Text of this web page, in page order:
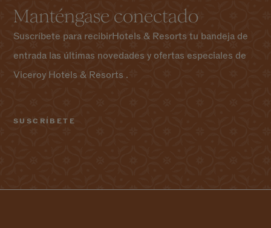
Manténgase conectado
Suscríbete para recibirHotels & Resorts tu bandeja de
entrada las últimas novedades y ofertas especiales de
Viceroy Hotels & Resorts .